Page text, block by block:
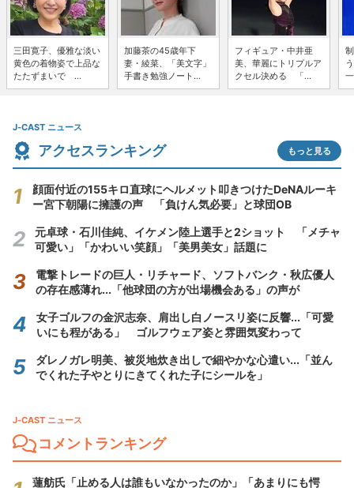
三田寛子、優雅な淡い
黄色の着物姿で上品な
たたずまいで ...
加藤茶の45歳年下
妻・綾菜、「美文字」
手書き勉強ノート...
フィギュア・中井亜
美、華麗にトリプルア
クセル決める 「...
J-CAST ニュース
アクセスランキング もっと見る
顔面付近の155キロ直球にヘルメット叩きつけたDeNAルーキ
ー宮下朝陽に擁護の声 「負けん気必要」と球団OB
元卓球・石川佳純、イケメン陸上選手と2ショット 「メチャ
可愛い」「かわいい笑顔」「美男美女」話題に
電撃トレードの巨人・リチャード、ソフトバンク・秋広優人
の存在感薄れ...「他球団の方が出場機会ある」の声が
女子ゴルフの金沢志奈、肩出し白ノースリ姿に反響...「可愛
いにも程がある」 ゴルフウェア姿と雰囲気変わって
ダレノガレ明美、被災地炊き出しで細やかな心遣い...「並ん
でくれた子やとりにきてくれた子にシールを」
J-CAST ニュース
コメントランキング
蓮舫氏「止める人は誰もいなかったのか」「あまりにも愕